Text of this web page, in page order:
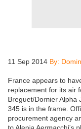
11 Sep 2014 By:
France appears to
replacement for its air
Breguet/Dornier Alpha
345 is in the frame.
procurement agency